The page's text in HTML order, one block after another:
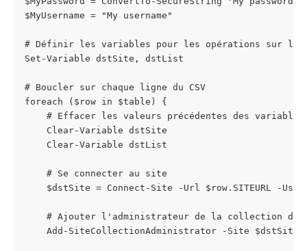
$MyUsername = "My username"
# Définir les variables pour les opérations sur
Set-Variable dstSite, dstList
# Boucler sur chaque ligne du CSV
foreach ($row in $table) {
    # Effacer les valeurs précédentes des variables
    Clear-Variable dstSite
    Clear-Variable dstList
    # Se connecter au site
$dstSite = Connect-Site -Url $row.SITEURL -
# Ajouter l'administrateur de la collection de
    Add-SiteCollectionAdministrator -Site $dstSite